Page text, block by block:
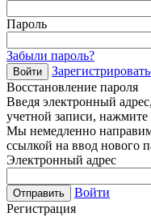
Пароль
Забыли пароль?
Войти
Восстановление пароля
Введя электронный
учетной записи,
Мы немедленно
ссылкой на ввод нового
Электронный адрес
Отправить
Войти
Регистрация